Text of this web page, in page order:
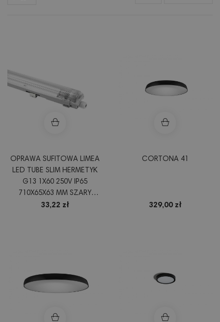
OPRAWA SUFITOWA LIMEA
LED TUBE SLIM HERMETYK
G13 1X60 250V IP65
710X65X63 MM SZARY
SLI028031_SLIM
33,22 zł
CORTONA 41
329,00 zł